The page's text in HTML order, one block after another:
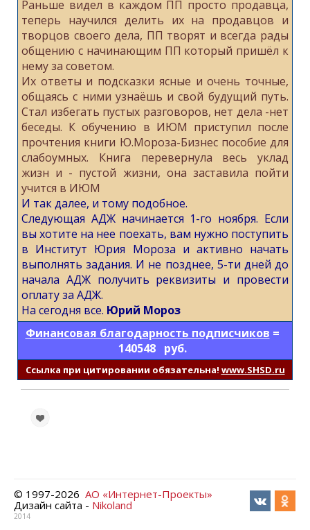
Раньше видел в каждом ПП просто продавца,
теперь научился делить их на продавцов и
творцов своего дела, ПП творят и всегда рады
общению с начинающим ПП который пришёл к
нему за советом.
Их ответы и подсказки ясные и очень точные,
общаясь с ними узнаёшь и свой будущий путь.
Стал избегать пустых разговоров, нет дела -нет
беседы. К обучению в ИЮМ приступил после
прочтения книги Ю.Мороза-Бизнес пособие для
слабоумных. Книга перевернула весь уклад
жизн и - пустой жизни, она заставила пойти
учится в ИЮМ
И так далее, и тому подобное.
Следующая АДЖ начинается 1-го ноября. Если
вы хотите на нее поехать, вам нужно поступить
в Институт Юрия Мороза и активно начать
выполнять задания. И не позднее, 5-ти дней до
начала АДЖ получить реквизиты и провести
оплату за АДЖ.
На сегодня все. Юрий Мороз
Финансовая благодарность подписчиков =
140548 руб.
Cсылка при цитировании обязательна! www.SHSD.ru
© 1997-2026 АО «Интернет-Проекты»
Дизайн сайта - Nikoland
2014